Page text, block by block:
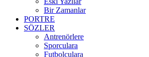
Bir Zamanlar
PORTRE
SÖZLER
Antrenörlere
Sporculara
Futbolculara